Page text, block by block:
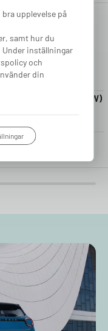
4.50
Laddkabel 5-20m (22kW)
från
upplevelse på
samt hur du
inställningar
och
din